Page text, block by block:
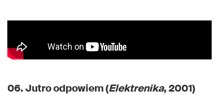
06. Jutro odpowiem (Elektrenika, 2001)